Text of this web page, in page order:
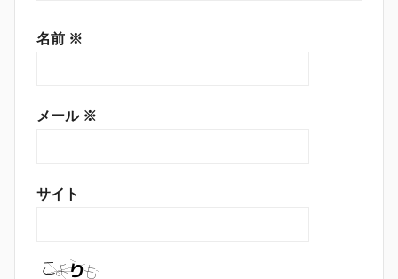
名前 ※
メール ※
サイト